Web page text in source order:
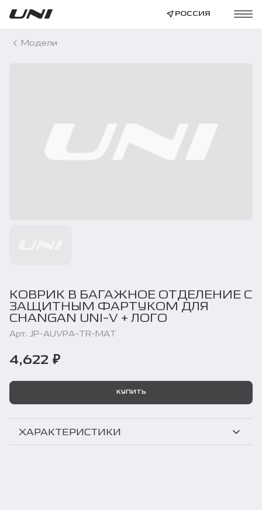
РОССИЯ
Модели
КОВРИК В БАГАЖНОЕ ОТДЕЛЕНИЕ С
ЗАЩИТНЫМ ФАРТУКОМ ДЛЯ
CHANGAN UNI-V + ЛОГО
Арт. JP-AUVPA-TR-MAT
4,622 ₽
КУПИТЬ
ХАРАКТЕРИСТИКИ